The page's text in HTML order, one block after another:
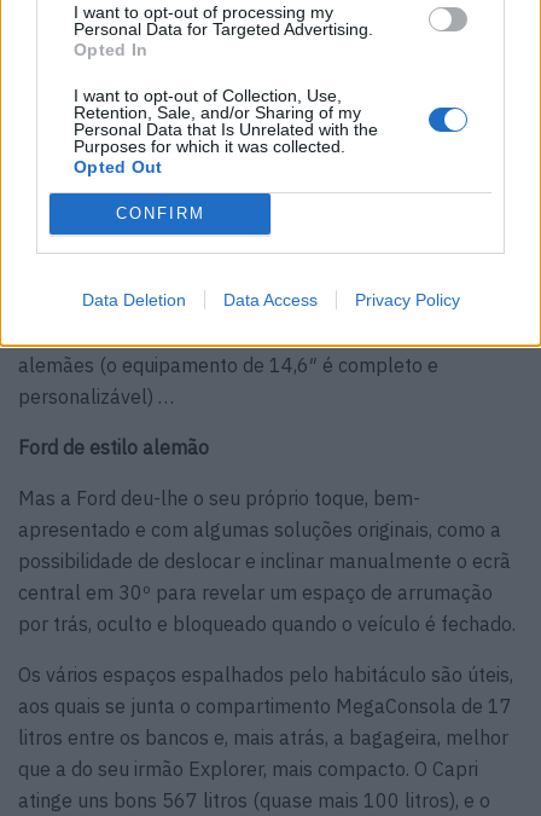
I want to opt-out of processing my
Personal Data for Targeted Advertising.
Opted In
I want to opt-out of Collection, Use,
Retention, Sale, and/or Sharing of my
Personal Data that Is Unrelated with the
Purposes for which it was collected.
Opted Out
CONFIRM
Data Deletion Data Access Privacy Policy
O Capri exibe um habitáculo confortável, apesar de
concentrar quase todo o seu funcionamento no ecrã
tendência VW, mas também na instrumentação digital, no
alemães (o equipamento de 14,6″ é completo e
personalizável) …
Ford de estilo alemão
Mas a Ford deu-lhe o seu próprio toque, bem-
apresentado e com algumas soluções originais, como a
possibilidade de deslocar e inclinar manualmente o ecrã
central em 30º para revelar um espaço de arrumação
por trás, oculto e bloqueado quando o veículo é fechado.
Os vários espaços espalhados pelo habitáculo são úteis,
aos quais se junta o compartimento MegaConsola de 17
litros entre os bancos e, mais atrás, a bagageira, melhor
que a do seu irmão Explorer, mais compacto. O Capri
atinge uns bons 567 litros (quase mais 100 litros), e o